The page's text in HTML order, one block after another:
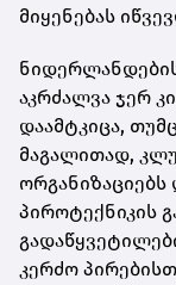
მიყენებას
აკრძალვა ჯერ
დაამტკიცა,
მაგალითად,
პიროტექნიკის
კერძო